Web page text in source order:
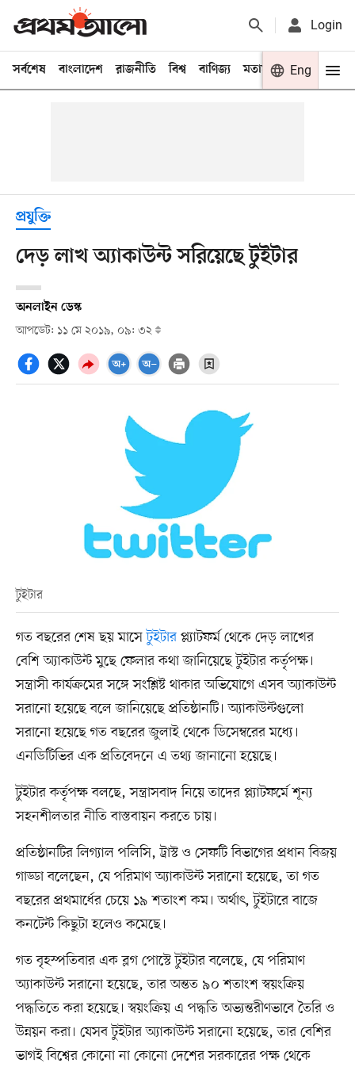
Login
সর্বশেষ বাংলাদেশ রাজনীতি বিশ্ব বাণিজ্য মতামত খেলা
Eng
প্রযুক্তি
দেড় লাখ অ্যাকাউন্ট সরিয়েছে টুইটার
অনলাইন ডেস্ক
আপডেট: ১১ মে ২০১৯, ০৯: ৩২
টুইটার
গত বছরের শেষ ছয় মাসেটুইটারপ্ল্যাটফর্ম থেকে দেড় লাখের
বেশি অ্যাকাউন্ট মুছে ফেলার কথা জানিয়েছে টুইটার কর্তৃপক্ষ।
সন্ত্রাসী কার্যক্রমের সঙ্গে সংশ্লিষ্ট থাকার অভিযোগে এসব অ্যাকাউন্ট
সরানো হয়েছে বলে জানিয়েছে প্রতিষ্ঠানটি। অ্যাকাউন্টগুলো
সরানো হয়েছে গত বছরের জুলাই থেকে ডিসেম্বরের মধ্যে।
এনডিটিভির এক প্রতিবেদনে এ তথ্য জানানো হয়েছে।
টুইটার কর্তৃপক্ষ বলছে, সন্ত্রাসবাদ নিয়ে তাদের প্ল্যাটফর্মে শূন্য
সহনশীলতার নীতি বাস্তবায়ন করতে চায়।
প্রতিষ্ঠানটির লিগ্যাল পলিসি, ট্রাস্ট ও সেফটি বিভাগের প্রধান বিজয়
গাড্ডা বলেছেন, যে পরিমাণ অ্যাকাউন্ট সরানো হয়েছে, তা গত
বছরের প্রথমার্ধের চেয়ে ১৯ শতাংশ কম। অর্থাৎ, টুইটারে বাজে
কনটেন্ট কিছুটা হলেও কমেছে।
গত বৃহস্পতিবার এক ব্লগ পোস্টে টুইটার বলেছে, যে পরিমাণ
অ্যাকাউন্ট সরানো হয়েছে, তার অন্তত ৯০ শতাংশ স্বয়ংক্রিয়
পদ্ধতিতে করা হয়েছে। স্বয়ংক্রিয় এ পদ্ধতি অভ্যন্তরীণভাবে তৈরি ও
উন্নয়ন করা। যেসব টুইটার অ্যাকাউন্ট সরানো হয়েছে, তার বেশির
ভাগই বিশ্বের কোনো না কোনো দেশের সরকারের পক্ষ থেকে